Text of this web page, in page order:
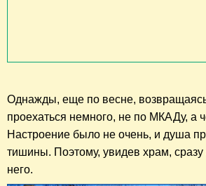
Однажды, еще по весне,
проехаться немного, не по МКАДу, а
Настроение было не очень, и душа
тишины. Поэтому, увидев храм, сразу
него.